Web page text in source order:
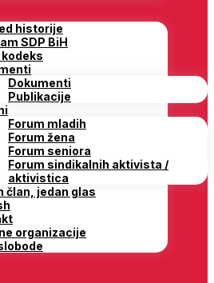
historije
SDP BiH
Dokumenti
Publikacije
Forum mladih
Forum žena
Forum seniora
Forum sindikalnih aktivista /
aktivistica
član, jedan glas
organizacije